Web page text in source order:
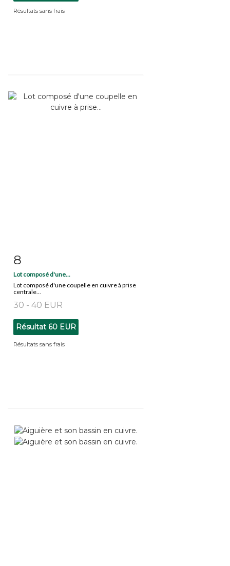
Résultats sans frais
Fiche détaillée
8
Lot composé d'une...
Lot composé d'une coupelle en cuivre à prise
centrale...
30 - 40 EUR
Résultat 60 EUR
Résultats sans frais